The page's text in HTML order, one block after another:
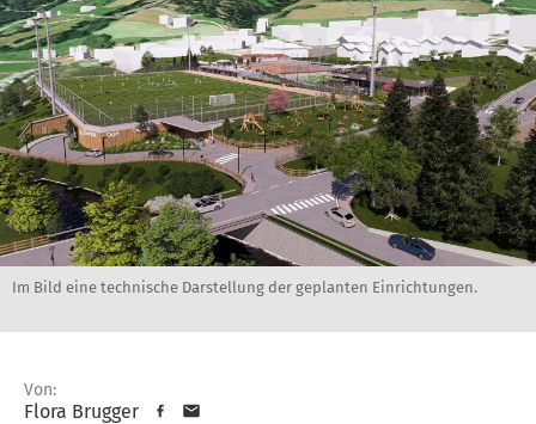
Im Bild eine technische Darstellung der geplanten Einrichtungen.
Von:
Flora Brugger